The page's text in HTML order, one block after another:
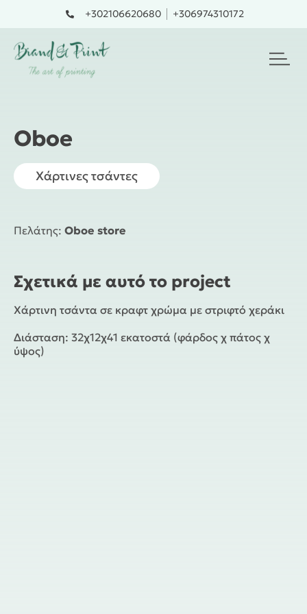
+302106620680 +306974310172
Oboe
Χάρτινες τσάντες
Πελάτης: Oboe store
Σχετικά με αυτό το project
Χάρτινη τσάντα σε κραφτ χρώμα με στριφτό χεράκι
Διάσταση: 32χ12χ41 εκατοστά (φάρδος χ πάτος χ
ύψος)